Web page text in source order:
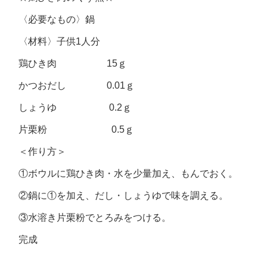
〈必要なもの〉鍋
〈材料〉子供1人分
鶏ひき肉 15ｇ
かつおだし 0.01ｇ
しょうゆ 0.2ｇ
片栗粉 0.5ｇ
＜作り方＞
①ボウルに鶏ひき肉・水を少量加え、もんでおく。
②鍋に①を加え、だし・しょうゆで味を調える。
③水溶き片栗粉でとろみをつける。
完成